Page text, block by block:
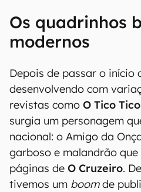
Os quadrinhos
modernos
Depois de passar o início
desenvolvendo com
revistas como O Tico Tico
surgia um personagem
nacional: o Amigo da
garboso e malandrão
páginas de O Cruzeiro.
tivemos um boomde